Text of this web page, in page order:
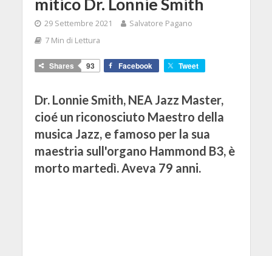
mitico Dr. Lonnie Smith
29 Settembre 2021
Salvatore Pagano
7 Min di Lettura
Shares 93 Facebook Tweet
Dr. Lonnie Smith, NEA Jazz Master,
cioé un riconosciuto Maestro della
musica Jazz, e famoso per la sua
maestria sull'organo Hammond B3, è
morto martedì. Aveva 79 anni.